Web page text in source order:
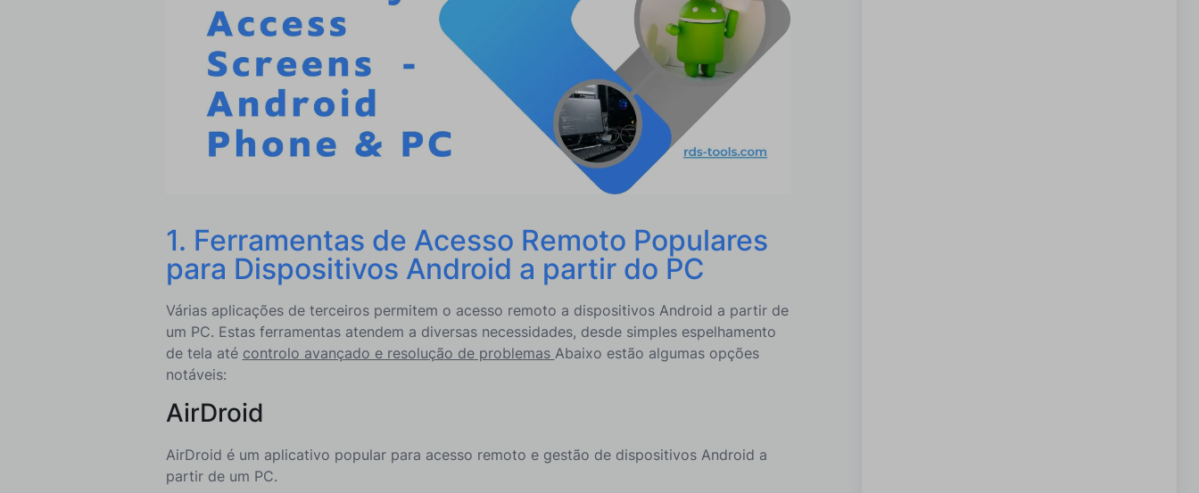
1. Ferramentas de Acesso Remoto Populares
para Dispositivos Android a partir do PC
Várias aplicações de terceiros permitem o acesso remoto a dispositivos Android a partir de
um PC. Estas ferramentas atendem a diversas necessidades, desde simples espelhamento
de tela até controlo avançado e resolução de problemas Abaixo estão algumas opções
notáveis:
AirDroid
AirDroid é um aplicativo popular para acesso remoto e gestão de dispositivos Android a
partir de um PC.